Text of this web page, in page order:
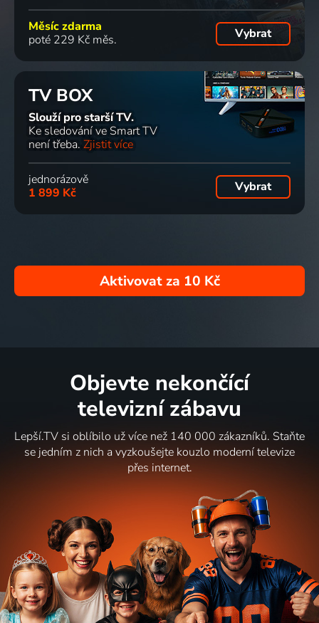
Měsíc zdarma
poté 229 Kč měs.
Vybrat
TV BOX
Slouží pro starší TV.
Ke sledování ve Smart TV
není třeba. Zjistit více
jednorázově
1 899 Kč
Vybrat
Aktivovat za 10 Kč
Objevte nekončící
televizní zábavu
Lepší.TV si oblíbilo už více než 140 000 zákazníků. Staňte
se jedním z nich a vyzkoušejte kouzlo moderní televize
přes internet.